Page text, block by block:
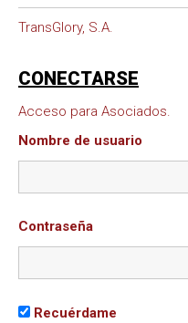
TransGlory, S.A.
CONECTARSE
Acceso para Asociados.
Nombre de usuario
Contraseña
Recuérdame